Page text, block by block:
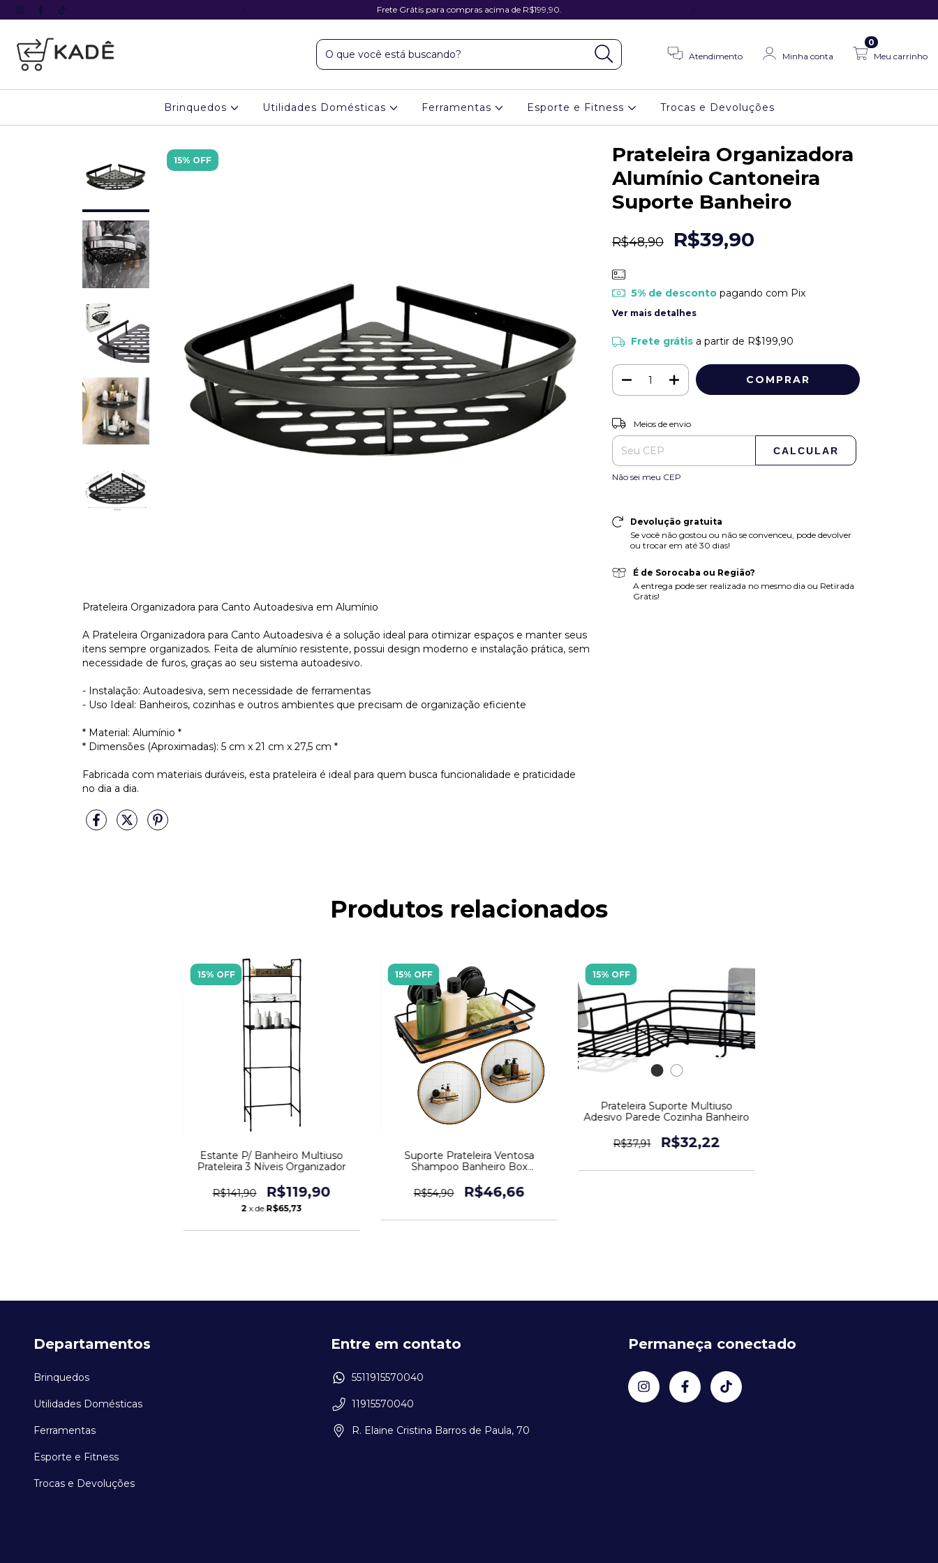
com o cupom KADE5 Frete Grátis para compras acima de R$199,90.
Atendimento Minha conta Meu carrinho
0
Brinquedos Utilidades Domésticas Ferramentas Esporte e Fitness Trocas e Devoluções
15% OFF
Prateleira Organizadora para Canto Autoadesiva em Alumínio
A Prateleira Organizadora para Canto Autoadesiva é a solução ideal para otimizar espaços e manter seus
itens sempre organizados. Feita de alumínio resistente, possui design moderno e instalação prática, sem
necessidade de furos, graças ao seu sistema autoadesivo.
- Instalação: Autoadesiva, sem necessidade de ferramentas
- Uso Ideal: Banheiros, cozinhas e outros ambientes que precisam de organização eficiente
* Material: Alumínio *
* Dimensões (Aproximadas): 5 cm x 21 cm x 27,5 cm *
Fabricada com materiais duráveis, esta prateleira é ideal para quem busca funcionalidade e praticidade
no dia a dia.
Prateleira Organizadora
Alumínio Cantoneira
Suporte Banheiro
R$48,90 R$39,90
5% de descontopagando com Pix
Ver mais detalhes
Frete grátis a partir de R$199,90
Entregas para o CEP:
Meios de envio
CALCULAR
Não sei meu CEP
Devolução gratuita
Se você não gostou ou não se convenceu, pode devolver
ou trocar em até 30 dias!
É de Sorocaba ou Região?
A entrega pode ser realizada no mesmo dia ou Retirada
Grátis!
Produtos relacionados
15% OFF
Estante P/ Banheiro Multiuso
Prateleira 3 Níveis Organizador
R$141,90 R$119,90
2 x de R$65,73
15% OFF
Suporte Prateleira Ventosa
Shampoo Banheiro Box
R$54,90
R$46,66
15% OFF
Prateleira Suporte Multiuso
Adesivo Parede Cozinha Banheiro
R$37,91 R$32,22
Departamentos
Brinquedos
Utilidades Domésticas
Ferramentas
Esporte e Fitness
Trocas e Devoluções
Entre em contato
5511915570040
11915570040
R. Elaine Cristina Barros de Paula, 70
Permaneça conectado